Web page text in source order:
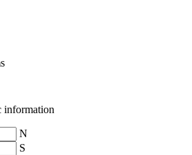
information
N
S